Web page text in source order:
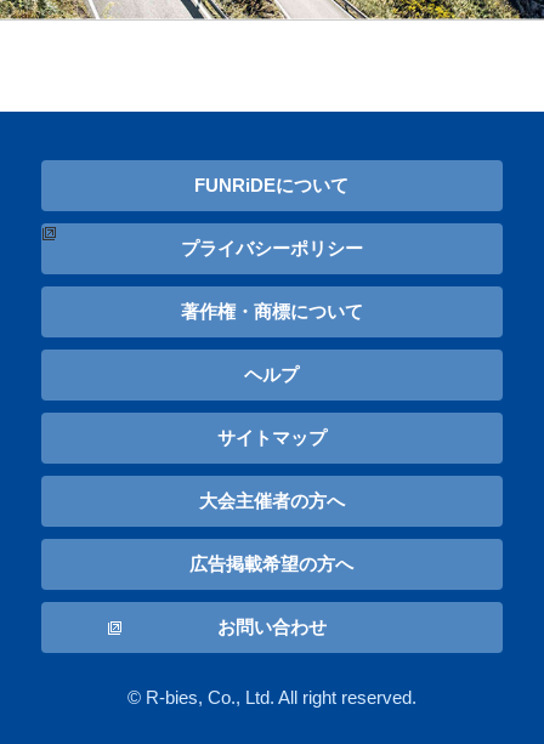
FUNRiDEについて
プライバシーポリシー
著作権・商標について
ヘルプ
サイトマップ
大会主催者の方へ
広告掲載希望の方へ
お問い合わせ
© R-bies, Co., Ltd. All right reserved.